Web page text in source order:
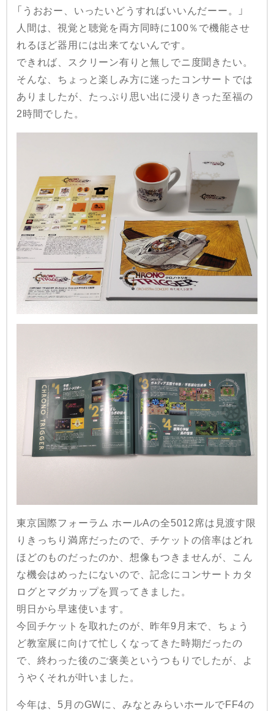
「うおおー、いったいどうすればいいんだーー。」
人間は、視覚と聴覚を両方同時に100％で機能させ
れるほど器用には出来てないんです。
できれば、スクリーン有りと無しでニ度聞きたい。
そんな、ちょっと楽しみ方に迷ったコンサートでは
ありましたが、たっぷり思い出に浸りきった至福の
2時間でした。
東京国際フォーラム ホールAの全5012席は見渡す限
りきっちり満席だったので、チケットの倍率はどれ
ほどのものだったのか、想像もつきませんが、こん
な機会はめったにないので、記念にコンサートカタ
ログとマグカップを買ってきました。
明日から早速使います。
今回チケットを取れたのが、昨年9月末で、ちょう
ど教室展に向けて忙しくなってきた時期だったの
で、終わった後のご褒美というつもりでしたが、よ
うやくそれが叶いました。
今年は、5月のGWに、みなとみらいホールでFF4の